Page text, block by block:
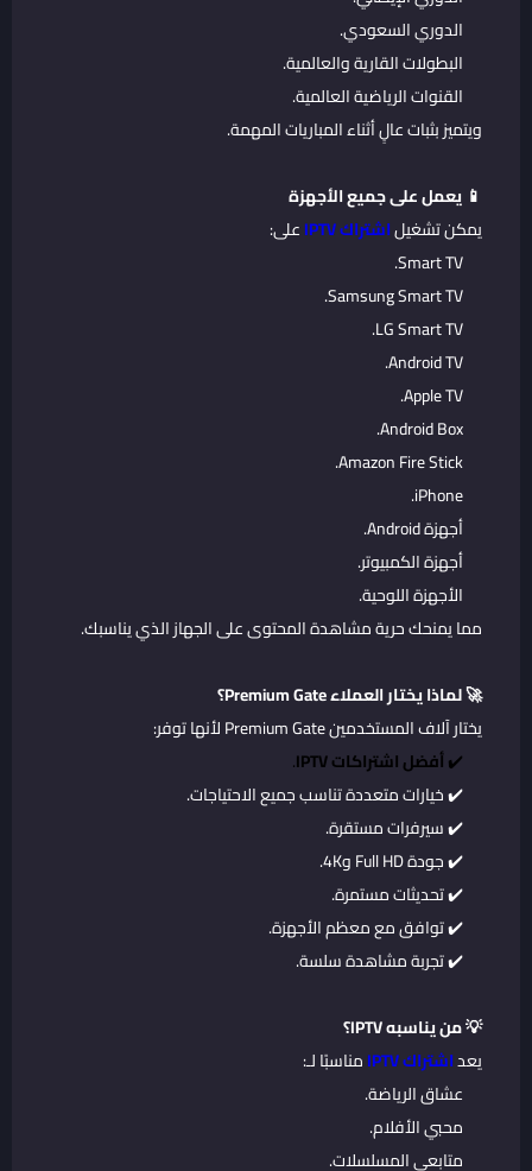
الدوري السعودي.
البطولات القارية والعالمية.
القنوات الرياضية العالمية.
ويتميز بثبات عالٍ أثناء المباريات المهمة.
📱 يعمل على جميع الأجهزة
يمكن تشغيلاشتراك IPTV
على:
Smart TV.
Samsung Smart TV.
LG Smart TV.
Android TV.
Apple TV.
Android Box.
Amazon Fire Stick.
iPhone.
أجهزة Android.
أجهزة الكمبيوتر.
الأجهزة اللوحية.
مما يمنحك حرية مشاهدة المحتوى على الجهاز الذي يناسبك.
🚀 لماذا يختار العملاء Premium Gate؟
يختار آلاف المستخدمين Premium Gate لأنها توفر:
✔️أفضل اشتراكات IPTV
.
✔️ خيارات متعددة تناسب جميع الاحتياجات.
✔️ سيرفرات مستقرة.
✔️ جودة Full HD و4K.
✔️ تحديثات مستمرة.
✔️ توافق مع معظم الأجهزة.
✔️ تجربة مشاهدة سلسة.
💡 من يناسبه IPTV؟
يعداشتراك IPTV
مناسبًا لـ:
عشاق الرياضة.
محبي الأفلام.
متابعي المسلسلات.